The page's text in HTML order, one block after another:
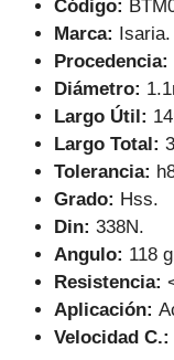
Código:
Marca: Isaria.
Procedencia:
Diámetro:
Largo Útil:
Largo Total:
Tolerancia:
Grado: Hss.
Din: 338N.
Angulo: 118
Resistencia:
Aplicación:
Velocidad C.: